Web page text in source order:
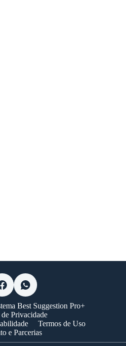
Best Suggestion Pro+
Privacidade
Termos de Uso
e Parcerias